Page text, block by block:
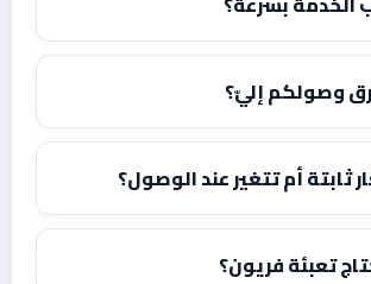
وصولكم إليّ؟
ثابتة أم تتغير عند الوصول؟
تعبئة فريون؟